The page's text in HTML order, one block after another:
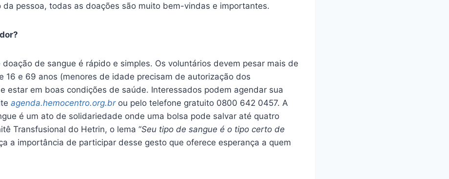
da pessoa, todas as doações são muito bem-vindas e importantes.
doação de sangue é rápido e simples. Os voluntários devem pesar mais de
16 e 69 anos (menores de idade precisam de autorização dos
estar em boas condições de saúde. Interessados podem agendar sua
agenda.hemocentro.org.br ou pelo telefone gratuito 0800 642 0457. A
é um ato de solidariedade onde uma bolsa pode salvar até quatro
Transfusional do Hetrin, o lema “Seu tipo de sangue é o tipo certo de
a importância de participar desse gesto que oferece esperança a quem